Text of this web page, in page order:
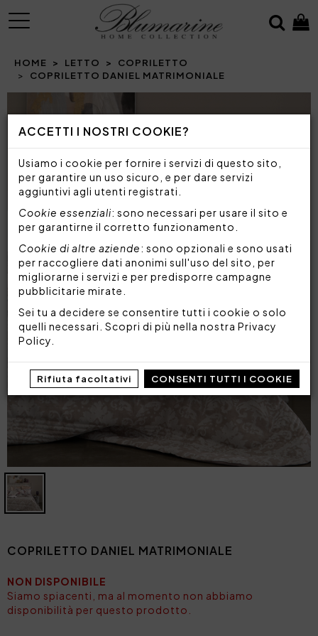
ACCETTI I NOSTRI COOKIE?
Usiamo i cookie per fornire i servizi di questo sito,
per garantire un uso sicuro, e per dare servizi
aggiuntivi agli utenti registrati.
Cookie essenziali: sono necessari per usare il sito e
per garantirne il corretto funzionamento.
Cookie di altre aziende: sono opzionali e sono usati
per raccogliere dati anonimi sull'uso del sito, per
migliorarne i servizi e per predisporre campagne
pubblicitarie mirate.
Sei tu a decidere se consentire tutti i cookie o solo
quelli necessari. Scopri di più nella nostra Privacy
Policy
Rifiuta facoltativi CONSENTI TUTTI I COOKIE
MENU
HOME LETTO
COPRILETTO
COPRILETTO DANIEL MATRIMONIALE
Prev
COPRILETTO DANIEL MATRIMONIALE
NON DISPONIBILE
Siamo spiacenti, ma al momento non abbiamo
disponibilità per questo prodotto.